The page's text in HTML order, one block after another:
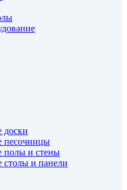
доски
песочницы
полы и стены
столы и панели